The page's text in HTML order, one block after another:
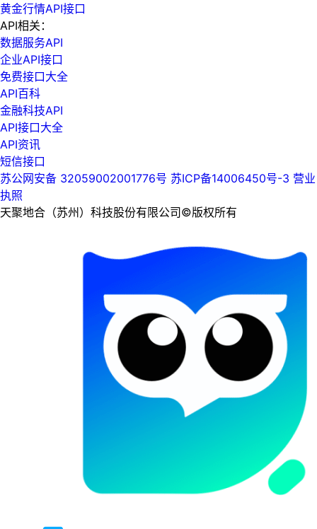
黄金行情API接口
API相关：
数据服务API
企业API接口
免费接口大全
API百科
金融科技API
API接口大全
API资讯
短信接口
苏公网安备 32059002001776号 苏ICP备14006450号-3 营业
执照
天聚地合（苏州）科技股份有限公司©版权所有